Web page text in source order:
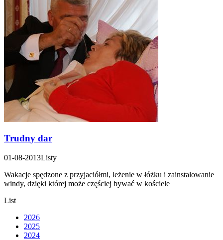
Trudny dar
01-08-2013Listy
Wakacje spędzone z przyjaciółmi, leżenie w łóżku i zainstalowanie
windy, dzięki której może częściej bywać w kościele
List
2026
2025
2024